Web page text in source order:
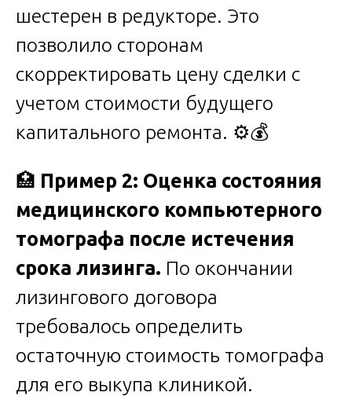
шестерен в редукторе. Это
позволило сторонам
скорректировать цену сделки с
учетом стоимости будущего
капитального ремонта. ⚙️💰
🏥 Пример 2: Оценка состояния
медицинского компьютерного
томографа после истечения
срока лизинга. По окончании
лизингового договора
требовалось определить
остаточную стоимость томографа
для его выкупа клиникой.